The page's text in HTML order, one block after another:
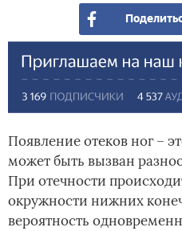
Появление отеков ног –
может быть вызван
При отечности
окружности нижних
вероятность